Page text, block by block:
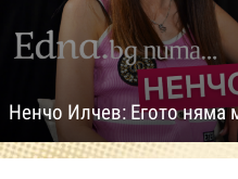
Ненчо Илчев: Егото няма